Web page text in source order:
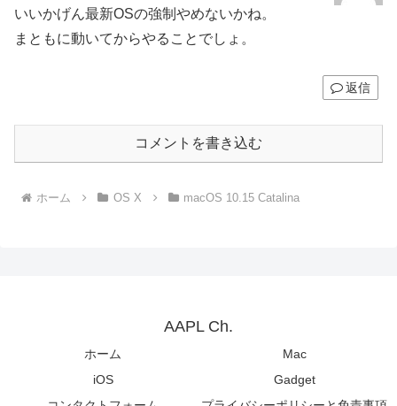
いいかげん最新OSの強制やめないかね。
まともに動いてからやることでしょ。
返信
コメントを書き込む
ホーム OS X macOS 10.15 Catalina
AAPL Ch.
ホーム
Mac
iOS
Gadget